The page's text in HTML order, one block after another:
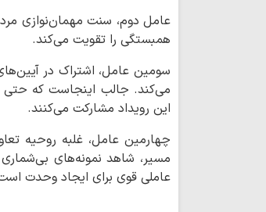
عامل دوم، سنت مهمان‌نوازی
همبستگی را تقویت می‌کند.
سومین عامل، اشتراک در
می‌کند. جالب اینجاست که حتی
این رویداد مشارکت می‌کنند.
چهارمین عامل، غلبه روحیه
مسیر، شاهد نمونه‌های
عاملی قوی برای ایجاد وحدت